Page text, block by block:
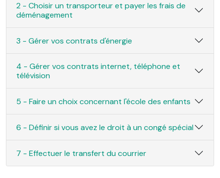
2 - Choisir un transporteur et payer les frais de
déménagement
3 - Gérer vos contrats d'énergie
4 - Gérer vos contrats internet, téléphone et
télévision
5 - Faire un choix concernant l'école des enfants
6 - Définir si vous avez le droit à un congé spécial
7 - Effectuer le transfert du courrier